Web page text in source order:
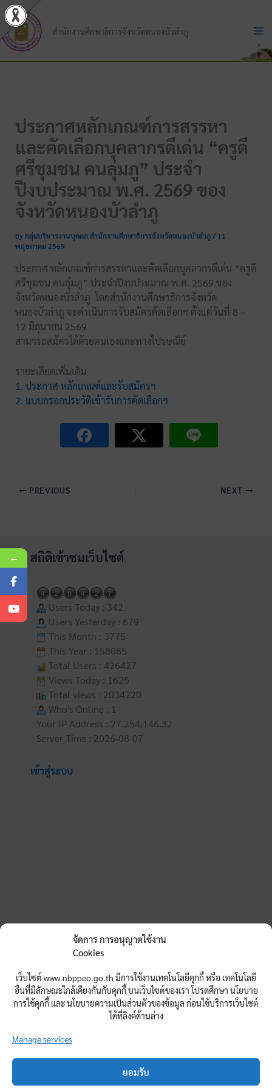
จัดการ การอนุญาตใช้งาน
Cookies
เว็บไซต์ www.nbppeo.go.th มีการใช้งานเทคโนโลยีคุกกี้ หรือ เทคโนโลยี
อื่นที่มีลักษณะใกล้เคียงกันกับคุกกี้ บนเว็บไซต์ของเรา โปรดศึกษา นโยบาย
การใช้คุกกี้ และ นโยบายความเป็นส่วนตัวของข้อมูล ก่อนใช้บริการเว็บไซต์
ได้ที่ลิงค์ด้านล่าง
Manage services
ยอมรับ
Skip
to
content
สำนักงานศึกษาธิการจังหวัดหนองบัวลำภู
ประกาศหลักเกณฑ์การสรรหา
และคัดเลือกบุคลากรดีเด่น “ครูดี
ศรีชุมชน คนลุ่มภู” ประจำ
ปีงบประมาณ พ.ศ. 2569 ของ
จังหวัดหนองบัวลำภู
Byกลุ่มบริหารงานบุคคล สำนักงานศึกษาธิการจังหวัดหนองบัวลำภู/11
พฤษภาคม 2569
ประกาศ หลักเกณฑ์การสรรหาและคัดเลือกบุคลากรดีเด่น “ครูดี
ศรีชุมชน คนลุ่มภู” ประจำปีงบประมาณ พ.ศ. 2569 ของ
จังหวัดหนองบัวลำภู โดยสำนักงานศึกษาธิการจังหวัด
หนองบัวลำภู จะดำเนินการรับสมัครคัดเลือกฯ ตั้งแต่วันที่ 8 –
12 มิถุนายน 2569
สามารถสมัครได้ด้วยตนเองและทางไปรษณีย์
รายะเลียดเพิ่มเติม
1. ประกาศ หลักเกณฑ์และรับสมัครฯ
2. แบบกรอกประวัติเข้ารับการคัดเลือกฯ
PREVIOUS NEXT
สถิติเข้าชมเว็บไซต์
Users Today : 342
Users Yesterday : 679
This Month : 3775
This Year : 158085
Total Users : 426427
Views Today : 1625
Total views : 2034220
Who's Online : 1
Your IP Address : 27.254.146.32
Server Time : 2026-08-07
เข้าสู่ระบบ
←